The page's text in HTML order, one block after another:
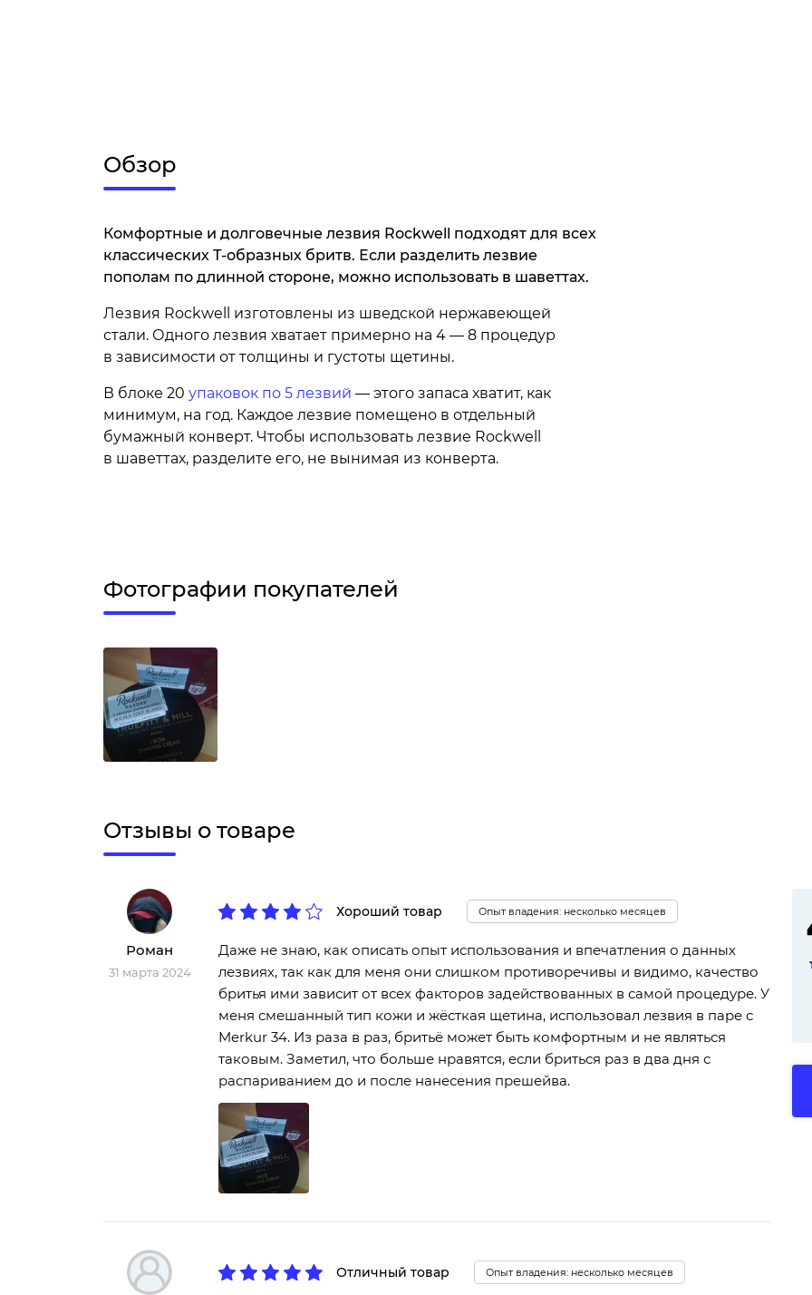
Обзор
Комфортные и долговечные лезвия Rockwell подходят для всех
классических Т-образных бритв. Если разделить лезвие
пополам по длинной стороне, можно использовать в шаветтах.
Лезвия Rockwell изготовлены из шведской нержавеющей
стали. Одного лезвия хватает примерно на 4 — 8 процедур
в зависимости от толщины и густоты щетины.
В блоке 20 упаковок по 5 лезвий — этого запаса хватит, как
минимум, на год. Каждое лезвие помещено в отдельный
бумажный конверт. Чтобы использовать лезвие Rockwell
в шаветтах, разделите его, не вынимая из конверта.
Фотографии покупателей
Отзывы о товаре
Роман
31 марта 2024
Хороший товар Опыт владения: несколько месяцев
Даже не знаю, как описать опыт использования и впечатления о данных
лезвиях, так как для меня они слишком противоречивы и видимо, качество
бритья ими зависит от всех факторов задействованных в самой процедуре. У
меня смешанный тип кожи и жёсткая щетина, использовал лезвия в паре с
Merkur 34. Из раза в раз, бритьё может быть комфортным и не являться
таковым. Заметил, что больше нравятся, если бриться раз в два дня с
распариванием до и после нанесения прешейва.
Отличный товар Опыт владения: несколько месяцев